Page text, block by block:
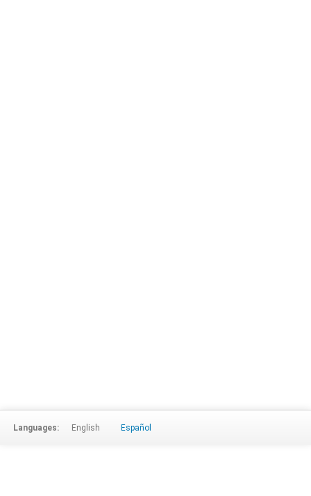
Languages: English Español